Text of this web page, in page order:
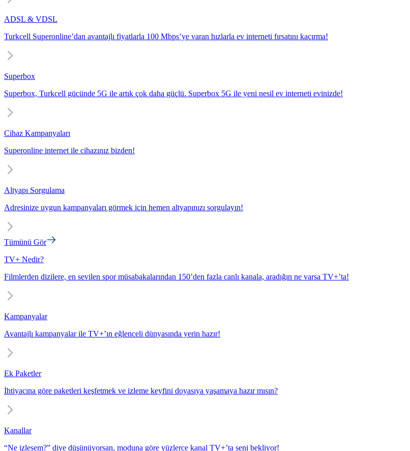
ADSL & VDSL
Turkcell Superonline’dan avantajlı fiyatlarla 100 Mbps’ye varan hızlarla ev interneti fırsatını kaçırma!
Superbox
Superbox, Turkcell gücünde 5G ile artık çok daha güçlü. Superbox 5G ile yeni nesil ev interneti evinizde!
Cihaz Kampanyaları
Superonline internet ile cihazınız bizden!
Altyapı Sorgulama
Adresinize uygun kampanyaları görmek için hemen altyapınızı sorgulayın!
Tümünü Gör
TV+ Nedir?
Filmlerden dizilere, en sevilen spor müsabakalarından 150’den fazla canlı kanala, aradığın ne varsa TV+’ta!
Kampanyalar
Avantajlı kampanyalar ile TV+’ın eğlenceli dünyasında yerin hazır!
Ek Paketler
İhtiyacına göre paketleri keşfetmek ve izleme keyfini doyasıya yaşamaya hazır mısın?
Kanallar
“Ne izlesem?” diye düşünüyorsan, moduna göre yüzlerce kanal TV+’ta seni bekliyor!